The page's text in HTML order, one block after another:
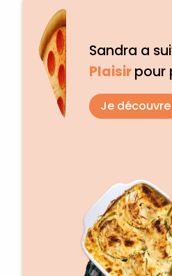
Sandra a
Plaisirpour
Je découvre